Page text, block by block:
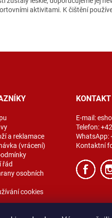
aktivitami. K čištění
a reklamace
(vrácení)
řád
osobních
cookies
KONTAKT
E-mail:
Telefon:
WhatsApp:
Kontaktní